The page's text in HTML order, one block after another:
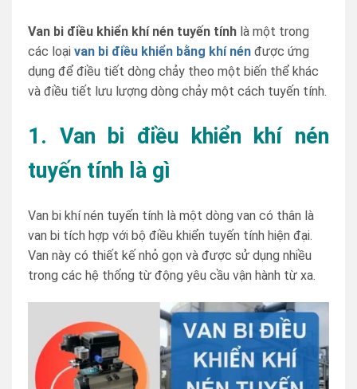
Van bi điều khiển khí nén tuyến tính là một trong
các loại van bi điều khiển bằng khí nén được ứng
dụng để điều tiết dòng chảy theo một biến thể khác
và điều tiết lưu lượng dòng chảy một cách tuyến tính.
1. Van bi điều khiển khí nén
tuyến tính là gì
Van bi khí nén tuyến tính là một dòng van có thân là
van bi tích hợp với bộ điều khiển tuyến tính hiện đại.
Van này có thiết kế nhỏ gọn và được sử dụng nhiều
trong các hệ thống từ động yêu cầu vận hành từ xa.